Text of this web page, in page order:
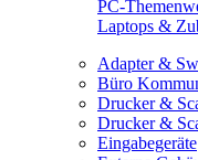
PC-
Laptops &
Adapter &
Büro
Drucker &
Drucker &
Eingabegeräte